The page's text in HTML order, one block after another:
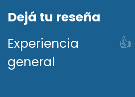
Dejá tu reseña
Experiencia
general
👍